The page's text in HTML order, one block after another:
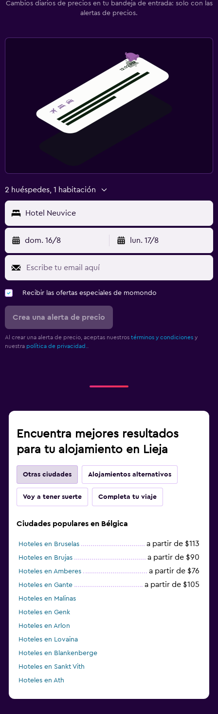
Cambios diarios de precios en tu bandeja de entrada: solo con las
alertas de precios.
2 huéspedes, 1 habitación
Hotel Neuvice
dom. 16/8 lun. 17/8
Recibir las ofertas especiales de momondo
Crea una alerta de precio
Al crear una alerta de precio, aceptas nuestros términos y condiciones y
nuestra política de privacidad.
Encuentra mejores resultados
para tu alojamiento en Lieja
Otras ciudades Alojamientos alternativos
Voy a tener suerte Completa tu viaje
Ciudades populares en Bélgica
Hoteles en Bruselas a partir de $113
Hoteles en Brujas a partir de $90
Hoteles en Amberes a partir de $76
Hoteles en Gante a partir de $105
Hoteles en Malinas
Hoteles en Genk
Hoteles en Arlon
Hoteles en Lovaina
Hoteles en Blankenberge
Hoteles en Sankt Vith
Hoteles en Ath